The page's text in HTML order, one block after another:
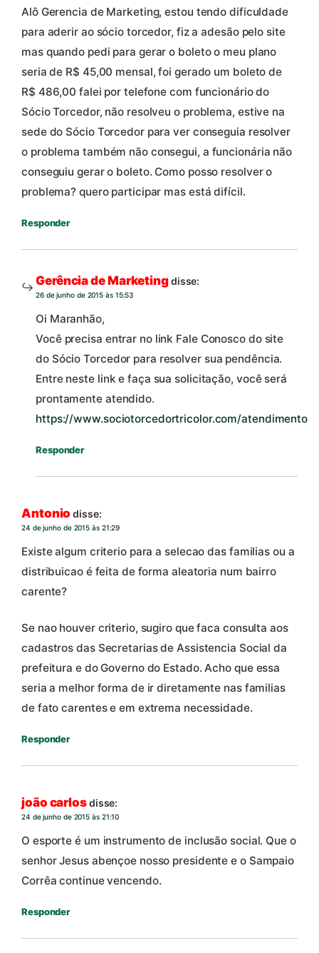
Alô Gerencia de Marketing, estou tendo dificuldade
para aderir ao sócio torcedor, fiz a adesão pelo site
mas quando pedi para gerar o boleto o meu plano
seria de R$ 45,00 mensal, foi gerado um boleto de
R$ 486,00 falei por telefone com funcionário do
Sócio Torcedor, não resolveu o problema, estive na
sede do Sócio Torcedor para ver conseguia resolver
o problema também não consegui, a funcionária não
conseguiu gerar o boleto. Como posso resolver o
problema? quero participar mas está difícil.
Responder
Gerência de Marketingdisse:
26 de junho de 2015 às 15:53
Oi Maranhão,
Você precisa entrar no link Fale Conosco do site
do Sócio Torcedor para resolver sua pendência.
Entre neste link e faça sua solicitação, você será
prontamente atendido.
https://www.sociotorcedortricolor.com/atendimento
Responder
Antonio disse:
24 de junho de 2015 às 21:29
Existe algum criterio para a selecao das familias ou a
distribuicao é feita de forma aleatoria num bairro
carente?
Se nao houver criterio, sugiro que faca consulta aos
cadastros das Secretarias de Assistencia Social da
prefeitura e do Governo do Estado. Acho que essa
seria a melhor forma de ir diretamente nas familias
de fato carentes e em extrema necessidade.
Responder
joão carlosdisse:
24 de junho de 2015 às 21:10
O esporte é um instrumento de inclusão social. Que o
senhor Jesus abençoe nosso presidente e o Sampaio
Corrêa continue vencendo.
Responder